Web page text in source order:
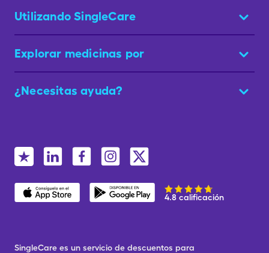
Utilizando SingleCare
Explorar medicinas por
¿Necesitas ayuda?
4.8 calificación
SingleCare es un servicio de descuentos para